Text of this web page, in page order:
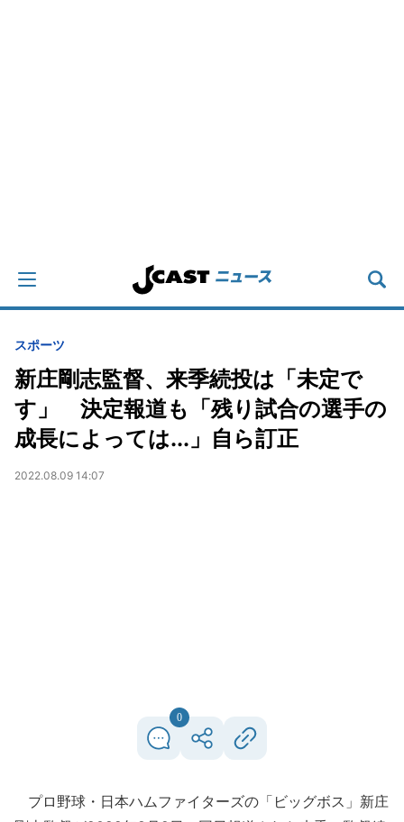
スポーツ
新庄剛志監督、来季続投は「未定で
す」 決定報道も「残り試合の選手の
成長によっては...」自ら訂正
2022.08.09 14:07
0
プロ野球・日本ハムファイターズの「ビッグボス」新庄